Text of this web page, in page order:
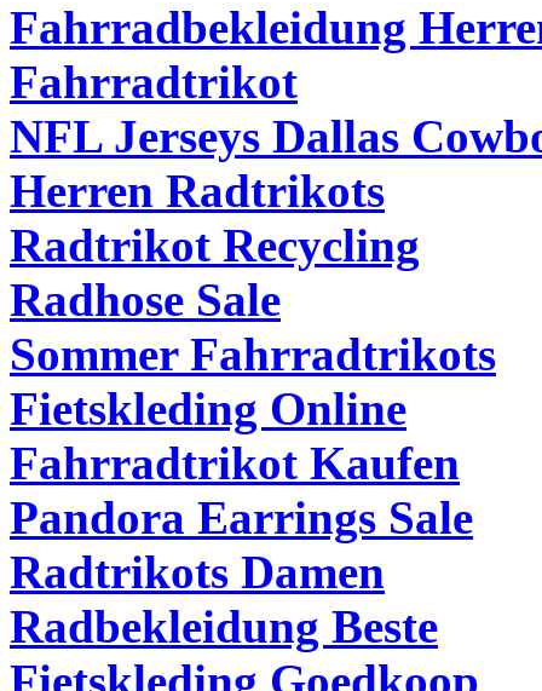
Fahrradbekleidung
Fahrradtrikot
NFL Jerseys Dallas
Herren Radtrikots
Radtrikot Recycling
Radhose Sale
Sommer Fahrradtrikots
Fietskleding Online
Fahrradtrikot Kaufen
Pandora Earrings Sale
Radtrikots Damen
Radbekleidung Beste